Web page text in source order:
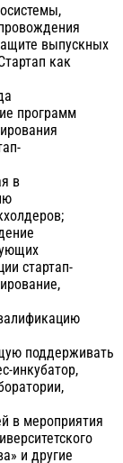
выпускных
как
программ
в
стартап-
поддерживать
инкубатор,
в мероприятия
и другие